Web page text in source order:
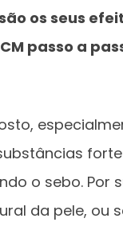
os seus
passo a
o sebo. Por
da pele, ou